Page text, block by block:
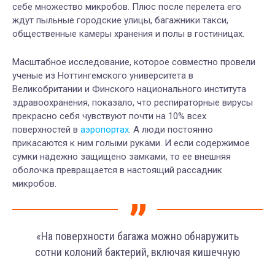
себе множество микробов. Плюс после перелета его
ждут пыльные городские улицы, багажники такси,
общественные камеры хранения и полы в гостиницах.
Масштабное исследование, которое совместно провели
ученые из Ноттингемского университета в
Великобритании и Финского национального института
здравоохранения, показало, что респираторные вирусы
прекрасно себя чувствуют почти на 10% всех
поверхностей в аэропортах. А люди постоянно
прикасаются к ним голыми руками. И если содержимое
сумки надежно защищено замками, то ее внешняя
оболочка превращается в настоящий рассадник
микробов.
«На поверхности багажа можно обнаружить
сотни колоний бактерий, включая кишечную